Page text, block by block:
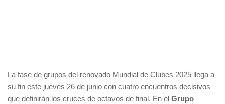
La fase de grupos del renovado Mundial de Clubes 2025 llega a
su fin este jueves 26 de junio con cuatro encuentros decisivos
que definirán los cruces de octavos de final. En el Grupo